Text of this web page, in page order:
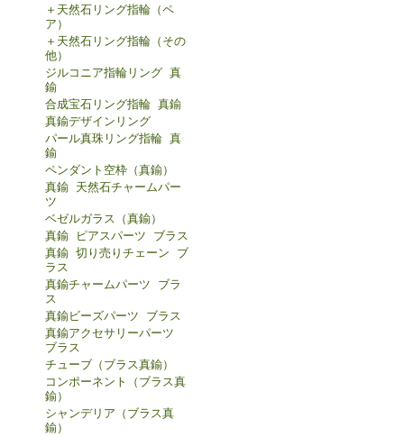
＋天然石リング指輪（ペ
ア）
＋天然石リング指輪（その
他）
ジルコニア指輪リング 真
鍮
合成宝石リング指輪 真鍮
真鍮デザインリング
パール真珠リング指輪 真
鍮
ペンダント空枠（真鍮）
真鍮 天然石チャームパー
ツ
ベゼルガラス（真鍮）
真鍮 ピアスパーツ ブラス
真鍮 切り売りチェーン ブ
ラス
真鍮チャームパーツ ブラ
ス
真鍮ビーズパーツ ブラス
真鍮アクセサリーパーツ
ブラス
チューブ（ブラス真鍮）
コンポーネント（ブラス真
鍮）
シャンデリア（ブラス真
鍮）